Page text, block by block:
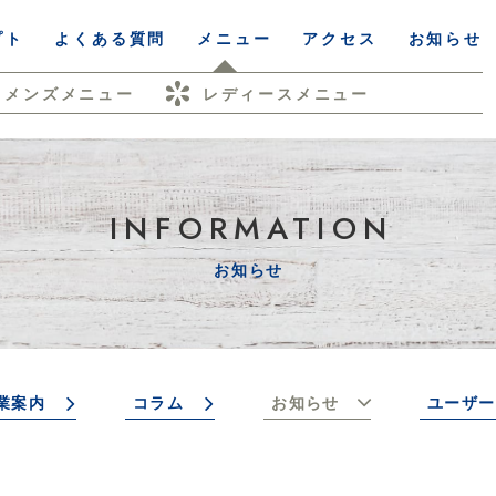
よくある質問 メニュー
メンズメニュー レディースメニュー
アクセス お知らせ
INFORMATION
お知らせ
案内 コラム お知らせ ユーザ